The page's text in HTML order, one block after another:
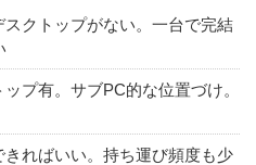
クトップがない。一台で完結
プ有。サブPC的な位置づけ。
ればいい。持ち運び頻度も少